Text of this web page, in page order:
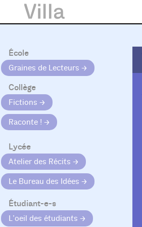
École
Graines de Lecteurs
Collège
Fictions
Raconte !
Lycée
Atelier des Récits
Le Bureau des Idées
Étudiant-e-s
L’oeil des étudiants